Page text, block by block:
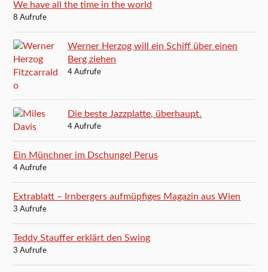
We have all the time in the world
8 Aufrufe
Werner Herzog will ein Schiff über einen
Berg ziehen
4 Aufrufe
Die beste Jazzplatte, überhaupt.
4 Aufrufe
Ein Münchner im Dschungel Perus
4 Aufrufe
Extrablatt – Irnbergers aufmüpfiges Magazin aus Wien
3 Aufrufe
Teddy Stauffer erklärt den Swing
3 Aufrufe